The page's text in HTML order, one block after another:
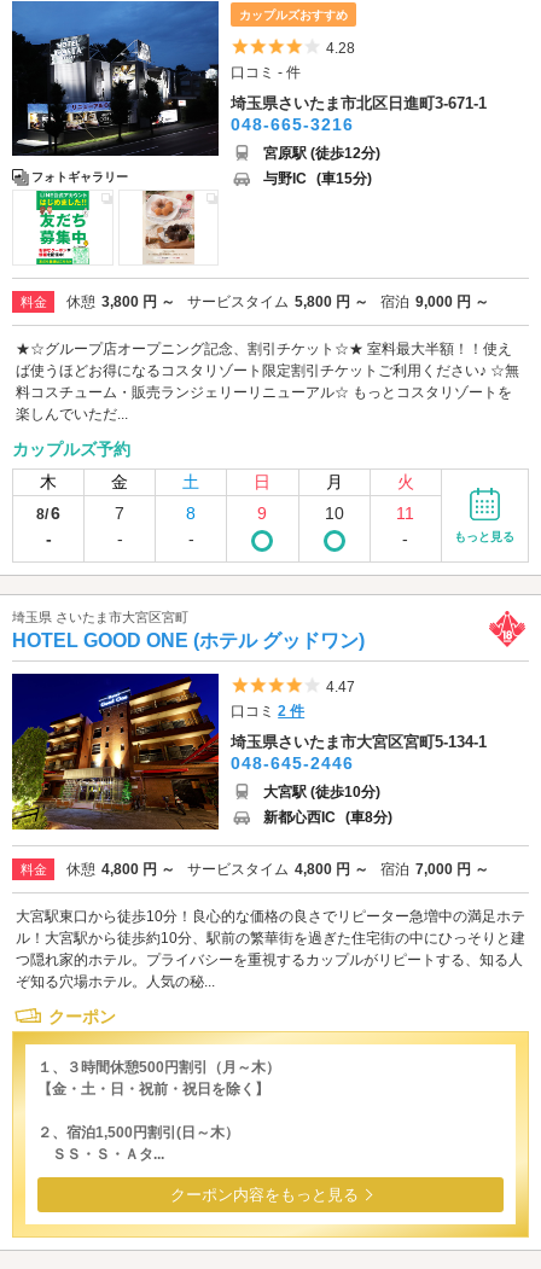
フォトギャラリー
カップルズおすすめ
5つ星のうち4
4.28
口コミ - 件
埼玉県さいたま市北区日進町3-671-1
048-665-3216
宮原駅 (徒歩12分)
与野IC (車15分)
料金 休憩 3,800 円 ～ サービスタイム 5,800 円 ～ 宿泊 9,000 円 ～
★☆グループ店オープニング記念、割引チケット☆★ 室料最大半額！！使え
ば使うほどお得になるコスタリゾート限定割引チケットご利用ください♪ ☆無
料コスチューム・販売ランジェリーリニューアル☆ もっとコスタリゾートを
楽しんでいただ...
カップルズ予約
木
金 土 日 月 火
8/6
-
7
-
8
-
9 10
11
-
もっと見る
埼玉県 さいたま市大宮区宮町
HOTEL GOOD ONE (ホテル グッドワン)
5つ星のうち4
4.47
口コミ2 件
埼玉県さいたま市大宮区宮町5-134-1
048-645-2446
大宮駅 (徒歩10分)
新都心西IC (車8分)
料金 休憩 4,800 円 ～ サービスタイム 4,800 円 ～ 宿泊 7,000 円 ～
大宮駅東口から徒歩10分！良心的な価格の良さでリピーター急増中の満足ホテ
ル！大宮駅から徒歩約10分、駅前の繁華街を過ぎた住宅街の中にひっそりと建
つ隠れ家的ホテル。プライバシーを重視するカップルがリピートする、知る人
ぞ知る穴場ホテル。人気の秘...
クーポン
１、３時間休憩500円割引（月～木）
【金・土・日・祝前・祝日を除く】
２、宿泊1,500円割引(日～木）
ＳＳ・Ｓ・Ａタ...
クーポン内容をもっと見る